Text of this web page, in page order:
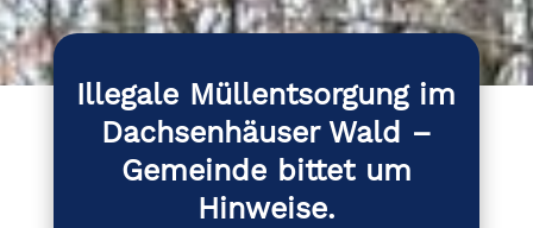
Illegale Müllentsorgung im
Dachsenhäuser Wald –
Gemeinde bittet um
Hinweise.